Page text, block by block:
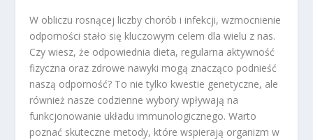
W obliczu rosnącej liczby chorób i infekcji, wzmocnienie
odporności stało się kluczowym celem dla wielu z nas.
Czy wiesz, że odpowiednia dieta, regularna aktywność
fizyczna oraz zdrowe nawyki mogą znacząco podnieść
naszą odporność? To nie tylko kwestie genetyczne, ale
również nasze codzienne wybory wpływają na
funkcjonowanie układu immunologicznego. Warto
poznać skuteczne metody, które wspierają organizm w